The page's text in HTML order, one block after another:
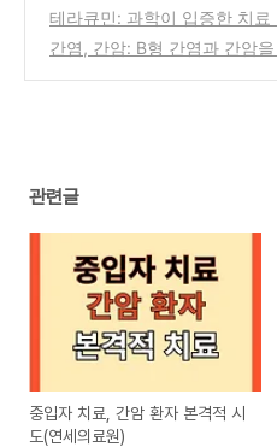
(0)
테라큐민: 과학이 입증한 치료
간염, 간암: B형 간염과 간암
관련글
중입자 치료, 간암 환자 본격적 시
도(연세의료원)